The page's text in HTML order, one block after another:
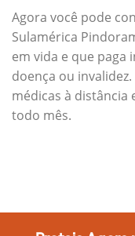
Agora você pode
Sulamérica
em vida e que paga
doença ou
médicas à
todo mês.